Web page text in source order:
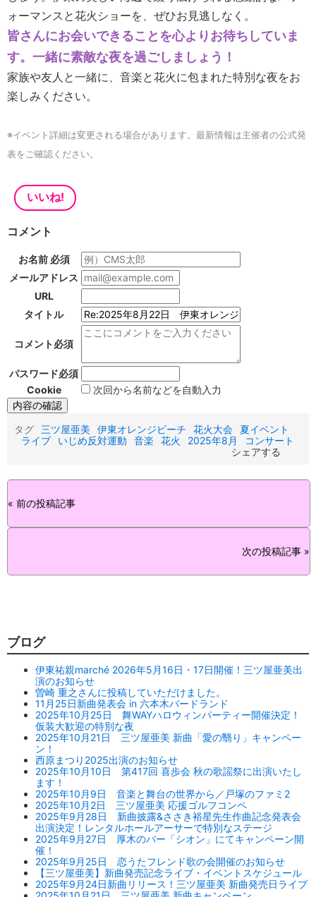
ォーマンスと花火ショーを、ぜひお見逃しなく。
皆さんにお会いできることを心よりお待ちしていま
す。一緒に素敵な夜を過ごしましょう！
家族や友人と一緒に、音楽と花火に包まれた特別な夜をお
楽しみください。
※イベント詳細は変更される場合があります。最新情報は主催者の公式発
表をご確認ください。
いいね!
コメント
お名前 必須
メールアドレス
URL
タイトル
コメント必須
パスワード必須
Cookie
次回から名前などを自動入力
タグ 三ツ屋亜美 伊東オレンジビーチ 花火大会
夏イベント
ライブ
いじめ反対運動 音楽 花火 2025年8月
コンサート
シェアする
« 前の投稿記事
次の投稿記事 »
ブログ
伊東祐親marché 2026年5月16日・17日開催！三ツ屋亜美出
演のお知らせ
曽崎 重之さんに投稿していただけました。
11月25日新曲発表会 in 六本木バードランド
2025年10月25日 舞WAYハロウィンパーティー開催決定！
仮装大歓迎の特別な夜
2025年10月21日 三ツ屋亜美 新曲「愛の翳り」キャンペー
ン！
西原まつり2025出演のお知らせ
2025年10月10日 第417回 喜歩会 秋の歌謡祭に出演いたし
ます！
2025年10月9日 音楽と舞台の世界から／戸塚のファミ2
2025年10月2日 三ツ屋亜美 応援ゴルフコンペ
2025年9月28日 新曲披露&ささき裕星先生作曲記念発表会
出演決定！レンタルホールアーサーで特別なステージ
2025年9月27日 厚木のバー「シオン」にてキャンペーン開
催！
2025年9月25日 恋うたフレンド歌の会開催のお知らせ
【三ツ屋亜美】新曲発売記念ライブ・イベントスケジュール
2025年9月24日新曲リリース！三ツ屋亜美 新曲発売日ライブ